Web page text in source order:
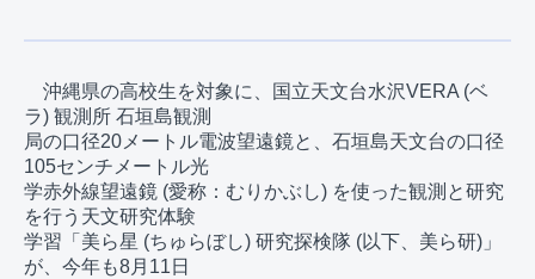
沖縄県の高校生を対象に、国立天文台水沢VERA (ベ
ラ) 観測所 石垣島観測
局の口径20メートル電波望遠鏡と、石垣島天文台の口径
105センチメートル光
学赤外線望遠鏡 (愛称：むりかぶし) を使った観測と研究
を行う天文研究体験
学習「美ら星 (ちゅらぼし) 研究探検隊 (以下、美ら研)」
が、今年も8月11日